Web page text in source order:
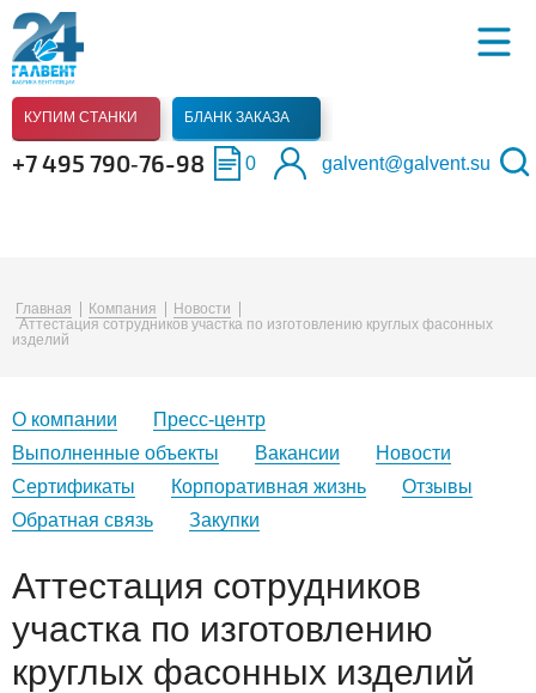
КУПИМ СТАНКИ БЛАНК ЗАКАЗА
+7 495 790‑76-98 0 galvent@galvent.su
Главная Компания
Новости
Аттестация сотрудников участка по изготовлению круглых фасонных
изделий
О компании
Пресс-центр
Выполненные объекты
Вакансии
Новости
Сертификаты
Корпоративная жизнь
Отзывы
Обратная связь
Закупки
Аттестация сотрудников
участка по изготовлению
круглых фасонных изделий